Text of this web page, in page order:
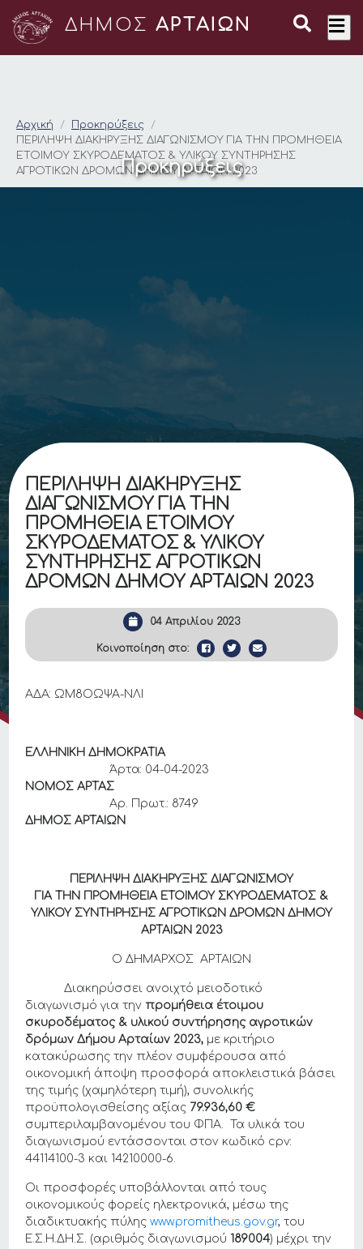
ΔΗΜΟΣ ΑΡΤΑΙΩΝ
ΠΕΡΙΛΗΨΗ
Αρχική
Προκηρύξεις
ΠΕΡΙΛΗΨΗ ΔΙΑΚΗΡΥΞΗΣ ΔΙΑΓΩΝΙΣΜΟΥ ΓΙΑ ΤΗΝ ΠΡΟΜΗΘΕΙΑ
ΕΤΟΙΜΟΥ ΣΚΥΡΟΔΕΜΑΤΟΣ & ΥΛΙΚΟΥ ΣΥΝΤΗΡΗΣΗΣ
ΑΓΡΟΤΙΚΩΝ ΔΡΟΜΩΝ ΔΗΜΟΥ ΑΡΤΑΙΩΝ 2023
Προκηρύξεις
ΠΕΡΙΛΗΨΗ ΔΙΑΚΗΡΥΞΗΣ
ΔΙΑΓΩΝΙΣΜΟΥ ΓΙΑ ΤΗΝ
ΠΡΟΜΗΘΕΙΑ ΕΤΟΙΜΟΥ
ΣΚΥΡΟΔΕΜΑΤΟΣ & ΥΛΙΚΟΥ
ΣΥΝΤΗΡΗΣΗΣ ΑΓΡΟΤΙΚΩΝ
ΔΡΟΜΩΝ ΔΗΜΟΥ ΑΡΤΑΙΩΝ 2023
04 Απριλίου 2023
Κοινοποίηση στο:
ΑΔΑ: ΩΜ8ΟΩΨΑ-ΝΛΙ
ΕΛΛΗΝΙΚΗ ΔΗΜΟΚΡΑΤΙΑ
Άρτα: 04-04-2023
ΝΟΜΟΣ ΑΡΤΑΣ
Αρ. Πρωτ.: 8749
ΔΗΜΟΣ ΑΡΤΑΙΩΝ
ΠΕΡΙΛΗΨΗ ΔΙΑΚΗΡΥΞΗΣ ΔΙΑΓΩΝΙΣΜΟΥ
ΓΙΑ ΤΗΝ ΠΡΟΜΗΘΕΙΑ ΕΤΟΙΜΟΥ ΣΚΥΡΟΔΕΜΑΤΟΣ &
ΥΛΙΚΟΥ ΣΥΝΤΗΡΗΣΗΣ ΑΓΡΟΤΙΚΩΝ ΔΡΟΜΩΝ ΔΗΜΟΥ
ΑΡΤΑΙΩΝ 2023
Ο ΔΗΜΑΡΧΟΣ ΑΡΤΑΙΩΝ
Διακηρύσσει ανοιχτό μειοδοτικό
διαγωνισμό για την προμήθεια έτοιμου
σκυροδέματος & υλικού συντήρησης αγροτικών
δρόμων Δήμου Αρταίων 2023, με κριτήριο
κατακύρωσης την πλέον συμφέρουσα από
οικονομική άποψη προσφορά αποκλειστικά βάσει
της τιμής (χαμηλότερη τιμή), συνολικής
προϋπολογισθείσης αξίας 79.936,60 €
συμπεριλαμβανομένου του ΦΠΑ. Τα υλικά του
διαγωνισμού εντάσσονται στον κωδικό cpv:
44114100-3 και 14210000-6.
Οι προσφορές υποβάλλονται από τους
οικονομικούς φορείς ηλεκτρονικά, μέσω της
διαδικτυακής πύληςwww.promitheus.gov.gr, του
Ε.Σ.Η.ΔΗ.Σ. (αριθμός διαγωνισμού 189004) μέχρι την